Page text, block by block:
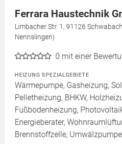
Ferrara Haustechnik
Limbacher Str. 1, 91126
Nennslingen)
0 mit einer
HEIZUNG SPEZIALGEBIETE
Wärmepumpe, Gasheizung,
Pelletheizung, BHKW,
Fußbodenheizung,
Energieberater,
Brennstoffzelle,